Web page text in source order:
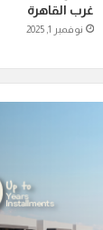
غرب القاهرة
نوفمبر 1, 2025